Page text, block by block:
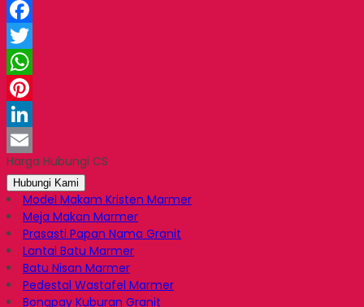
Facebook
Twitter
WhatsApp
Pinterest
LinkedIn
Email
Harga Hubungi CS
Hubungi Kami
Model Makam Kristen Marmer
Meja Makan Marmer
Prasasti Papan Nama Granit
Lantai Batu Marmer
Batu Nisan Marmer
Pedestal Wastafel Marmer
Bongpay Kuburan Granit